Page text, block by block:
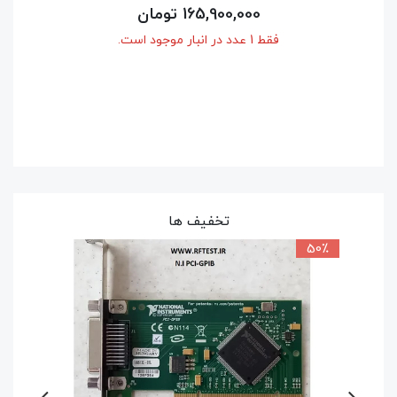
215,250,000 تومان
فقط 1 عدد در انبار موجود است.
تخفیف ها
9٪